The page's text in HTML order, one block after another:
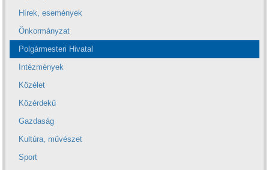
Hírek, események
Önkormányzat
Polgármesteri Hivatal
Intézmények
Közélet
Közérdekű
Gazdaság
Kultúra, művészet
Sport